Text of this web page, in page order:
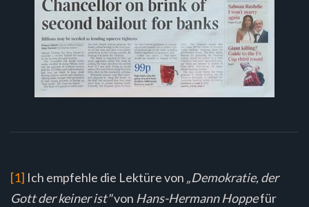
[1] Ich empfehle die Lektüre von „Demokratie, der
Gott der keiner ist"von Hans-Hermann Hoppefür